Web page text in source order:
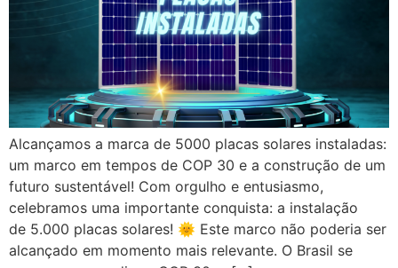
Alcançamos a marca de 5000 placas solares instaladas:
um marco em tempos de COP 30 e a construção de um
futuro sustentável! Com orgulho e entusiasmo,
celebramos uma importante conquista: a instalação
de 5.000 placas solares! 🌞 Este marco não poderia ser
alcançado em momento mais relevante. O Brasil se